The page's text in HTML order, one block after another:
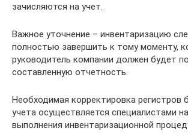
зачисляются на учет.
Важное уточнение – инвентаризацию
полностью завершить к тому моменту,
руководитель компании должен будет
составленную отчетность.
Необходимая корректировка регистров
учета осуществляется специалистами
выполнения инвентаризационной